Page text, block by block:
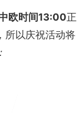
欧时间13:00正
所以庆祝活动将
：